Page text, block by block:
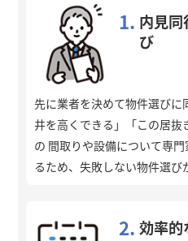
1. 内見
び
先に業者を決めて物件選び
井を高くできる」「この居
の 間取りや設備について専
るため、失敗しない物件選び
2. 効率的